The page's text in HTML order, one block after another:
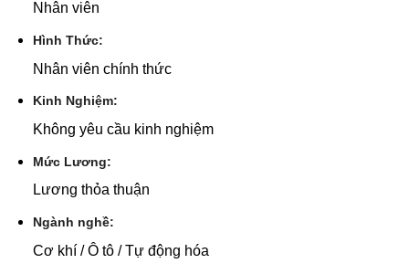
Nhân viên
Hình Thức:
Nhân viên chính thức
Kinh Nghiệm:
Không yêu cầu kinh nghiệm
Mức Lương:
Lương thỏa thuận
Ngành nghề:
Cơ khí / Ô tô / Tự động hóa